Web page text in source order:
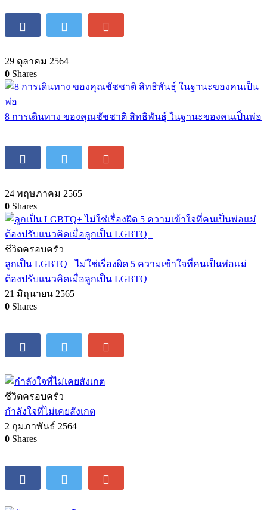
29 ตุลาคม 2564
0 Shares
8 การเดินทาง ของคุณชัชชาติ สิทธิพันธุ์ ในฐานะของคนเป็นพ่อ
24 พฤษภาคม 2565
0 Shares
ชีวิตครอบครัว
ลูกเป็น LGBTQ+ ไม่ใช่เรื่องผิด 5 ความเข้าใจที่คนเป็นพ่อแม่
ต้องปรับแนวคิดเมื่อลูกเป็น LGBTQ+
21 มิถุนายน 2565
0 Shares
ชีวิตครอบครัว
กำลังใจที่ไม่เคยสังเกต
2 กุมภาพันธ์ 2564
0 Shares